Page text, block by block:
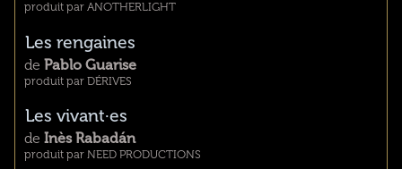
produit par ANOTHERLIGHT
Les rengaines
de Pablo Guarise
produit par DÉRIVES
Les vivant·es
de Inès Rabadán
produit par NEED PRODUCTIONS